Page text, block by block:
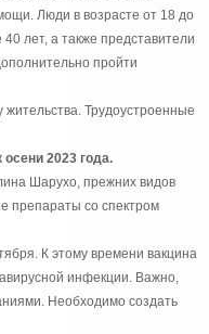
Люди в возрасте от 18 до
лет, а также представители
пройти
Трудоустроенные
2023 года.
Шарухо, прежних видов
препараты со спектром
К этому времени вакцина
инфекции. Важно,
Необходимо создать